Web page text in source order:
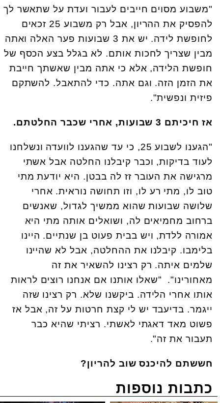
"משבוע מסוים חייבים לעבור ועדת על שתאשר לך
להפסיק את ההריון, אבל רק משבוע 25 זכאים
לחופשת לידה. יש את 3 שבועות פער האלה ואתה
מבין שצריך לחכות אותם. לא בגלל בצע הכסף של
חופשת הלידה, אלא כי אתה מבין שאשתך חייבת
את הזמן הזה. וגם אתה. כדי להתאבל. להשתקם
פיזית ונפשית".
אז חיכיתם 3 שבועות, אחרי שכבר החלטתם.
"הגענו לשבוע 25, כי עד שהגענו לוועדה ונשלחנו
לעוד בדיקות, וכבר קיבלנו החלטה אבל אשתי
מרגישה את העובר זז לה בבטן. היא יודעת מתי
טוב לו, מתי רע לו, וזו תחושה נוראית. אחרי
שלושה שבועות שהוא ממשיך לגדול, שאנשים
ברחוב מחמיאים לה, ושואלים אותה מתי היא
אמורה ללדת, ויש בבית פעוט בן שנתיים. היינו
בלימבו. קיבלנו את ההחלטה, אבל לא שהיינו
שלמים איתה. רק רצינו להשאיר את זה
מאחורינו". "שאלו אותנו אם אנחנו רוצים לראות
אותו אחרי הלידה. ביקשנו שלא. רק רצינו שזה
ייגמר. בדיעבד יש לי קצת חרטות על זה, אבל אז
פשוט מאד דאגתי לאשתי. רציתי שהיא כבר
תעבור את זה".
חששתם להיכנס שוב להריון?
כתבות נוספות